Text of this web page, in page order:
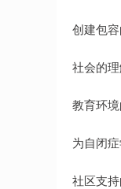
创建包
社会的
教育环
为自闭
社区支